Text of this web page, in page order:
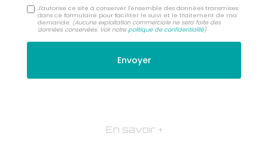
J'autorise ce site à conserver l'ensemble des données transmises
dans ce formulaire pour faciliter le suivi et le traitement de ma
demande. (Aucune exploitation commerciale ne sera faite des
données conservées. Voir notrepolitique de confidentialité)
En savoir +